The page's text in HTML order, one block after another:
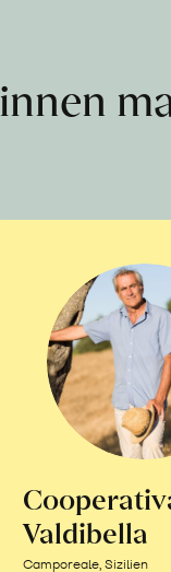
Valdibella
Camporeale, Sizilien